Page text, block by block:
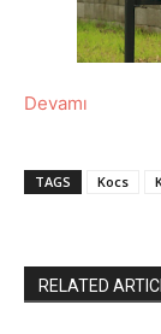
Devamı
TAGS Kocs
RELATED